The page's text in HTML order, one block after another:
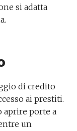
si adatta
di credito
ai prestiti.
aprire porte a
un